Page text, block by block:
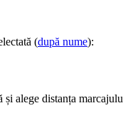
(după nume):
și alege distanța